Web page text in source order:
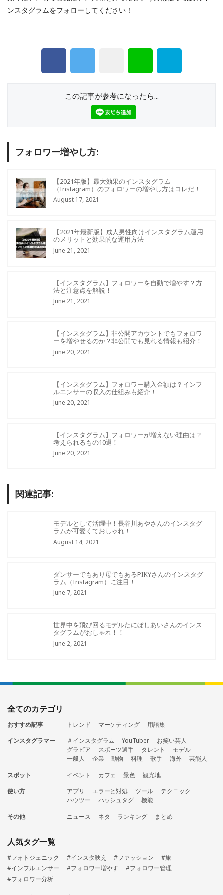
ンスタグラムをフォローしてください！
この記事が参考になったら...
フォロワー増やし方:
【2021年版】最大効果のインスタグラム
（Instagram）のフォロワーの増やし方はコレだ！
August 17, 2021
【2021年最新版】成人男性向けインスタグラム運用
のメリットと効果的な運用方法
June 21, 2021
【インスタグラム】フォロワーを自動で増やす？方
法と注意点を解説！
June 21, 2021
【インスタグラム】非公開アカウントでもフォロワ
ーを増やせるのか？非公開でも見れる情報も紹介！
June 20, 2021
【インスタグラム】フォロワー購入金額は？インフ
ルエンサーの収入の仕組みも紹介！
June 20, 2021
【インスタグラム】フォロワーが増えない理由は？
考えられるもの10選！
June 20, 2021
関連記事:
モデルとして活躍中！長谷川あやさんのインスタグ
ラムが可愛くておしゃれ！
August 14, 2021
ダンサーでもあり母でもあるPIKYさんのインスタグ
ラム（Instagram）に注目！
June 7, 2021
世界中を飛び回るモデルたにぼしあいさんのインス
タグラムがおしゃれ！！
June 2, 2021
全てのカテゴリ
おすすめ記事 トレンド マーケティング
用語集
インスタグラマー
＃インスタグラム YouTuber
お笑い芸人
グラビア
スポーツ選手 タレント
モデル
一般人
企業 動物 料理 歌手 海外
芸能人
スポット
イベント カフェ 景色
観光地
使い方
アプリ エラーと対処 ツール
テクニック
ハウツー
ハッシュタグ
機能
その他
ニュース ネタ ランキング まとめ
人気タグ一覧
#フォトジェニック #インスタ映え #ファッション
#旅
#インフルエンサー
#フォロワー増やす
#フォロワー管理
#フォロワー分析